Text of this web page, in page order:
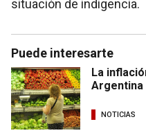
situación de indigencia.
Puede interesarte
La
Argentina
NOTICIAS